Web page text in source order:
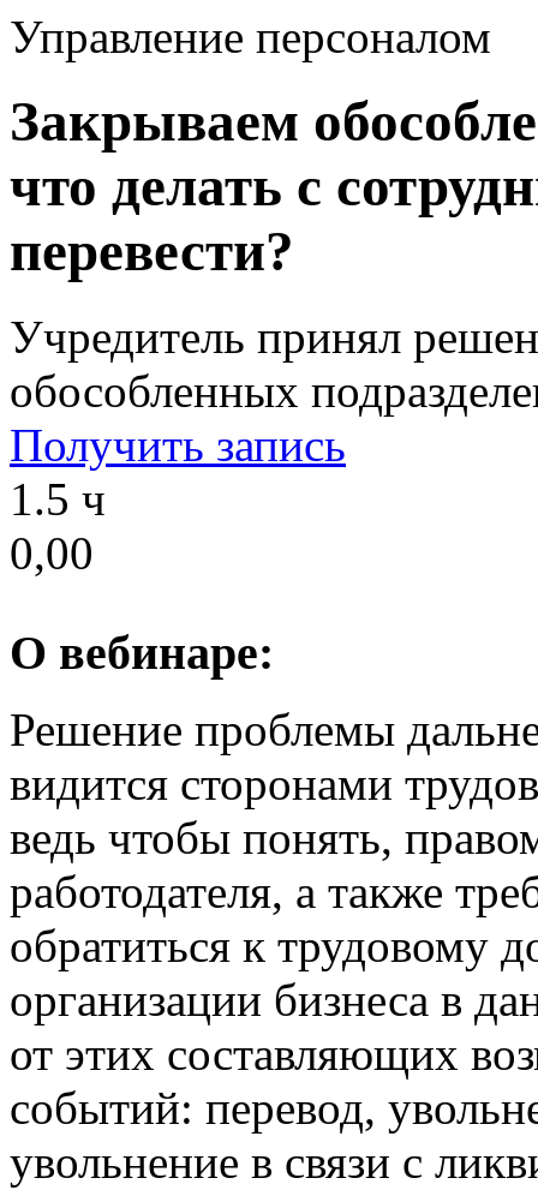
Управление персоналом
Закрываем
что делать с
перевести?
Учредитель принял
обособленных
Получить запись
1.5 ч
0,00
О вебинаре:
Решение проблемы
видится сторонами
ведь чтобы понять,
работодателя, а также
обратиться к трудовому
организации бизнеса в
от этих составляющих
событий: перевод,
увольнение в связи с